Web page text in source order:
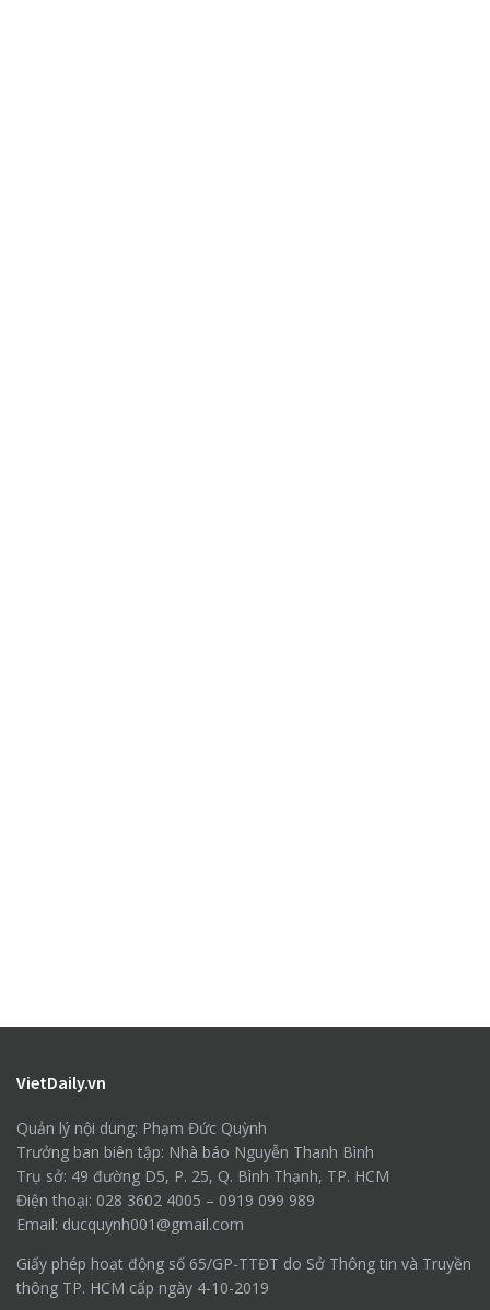
VietDaily.vn
Quản lý nội dung: Phạm Đức Quỳnh
Trưởng ban biên tập: Nhà báo Nguyễn Thanh Bình
Trụ sở: 49 đường D5, P. 25, Q. Bình Thạnh, TP. HCM
Điện thoại: 028 3602 4005 – 0919 099 989
Email: ducquynh001@gmail.com
Giấy phép hoạt động số 65/GP-TTĐT do Sở Thông tin và Truyền
thông TP. HCM cấp ngày 4-10-2019